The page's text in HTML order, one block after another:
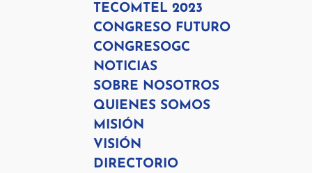
TECOMTEL 2023
CONGRESO FUTURO
CONGRESOGC
NOTICIAS
SOBRE NOSOTROS
QUIENES SOMOS
MISIÓN
VISIÓN
DIRECTORIO